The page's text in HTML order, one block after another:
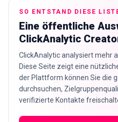
SO ENTSTAND DIESE
Eine öffentliche
ClickAnalytic
ClickAnalytic analysiert mehr
Diese Seite zeigt eine
der Plattform können Sie die
durchsuchen,
verifizierte Kontakte